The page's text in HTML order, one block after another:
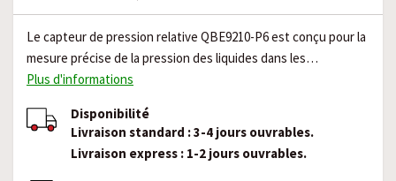
Le capteur de pression relative QBE9210-P6 est conçu pour la
mesure précise de la pression des liquides dans les…
Plus d'informations
Disponibilité
Livraison standard : 3-4 jours ouvrables.
Livraison express : 1-2 jours ouvrables.